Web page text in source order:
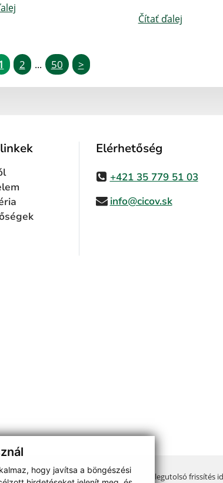
hogy javítsa a böngészési
Čítať ďalej
2 ... 50 >
Elérhetőség
+421 35 779 51 03
info@cicov.sk
A legutolsó frissítés